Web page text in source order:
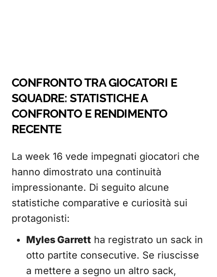
CONFRONTO TRA GIOCATORI E
SQUADRE: STATISTICHE A
CONFRONTO E RENDIMENTO
RECENTE
La week 16 vede impegnati giocatori che
hanno dimostrato una continuità
impressionante. Di seguito alcune
statistiche comparative e curiosità sui
protagonisti:
Myles Garrett ha registrato un sack in
otto partite consecutive. Se riuscisse
a mettere a segno un altro sack,